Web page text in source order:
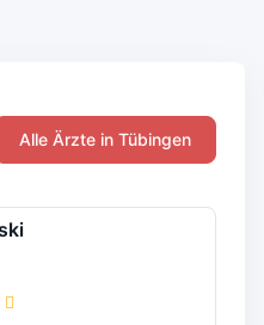
Alle Ärzte in Tübingen